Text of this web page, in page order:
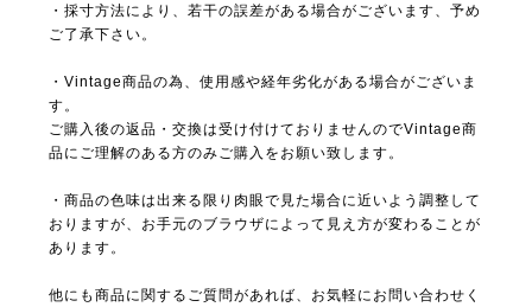
・採寸方法により、若干の誤差がある場合がございます、予め
ご了承下さい。
・Vintage商品の為、使用感や経年劣化がある場合がございま
す。
ご購入後の返品・交換は受け付けておりませんのでVintage商
品にご理解のある方のみご購入をお願い致します。
・商品の色味は出来る限り肉眼で見た場合に近いよう調整して
おりますが、お手元のブラウザによって見え方が変わることが
あります。
他にも商品に関するご質問があれば、お気軽にお問い合わせく